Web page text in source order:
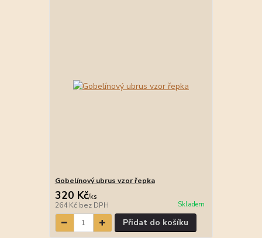
Gobelínový ubrus vzor řepka
320 Kč/ks
264 Kč bez DPH Skladem
Přidat do košíku